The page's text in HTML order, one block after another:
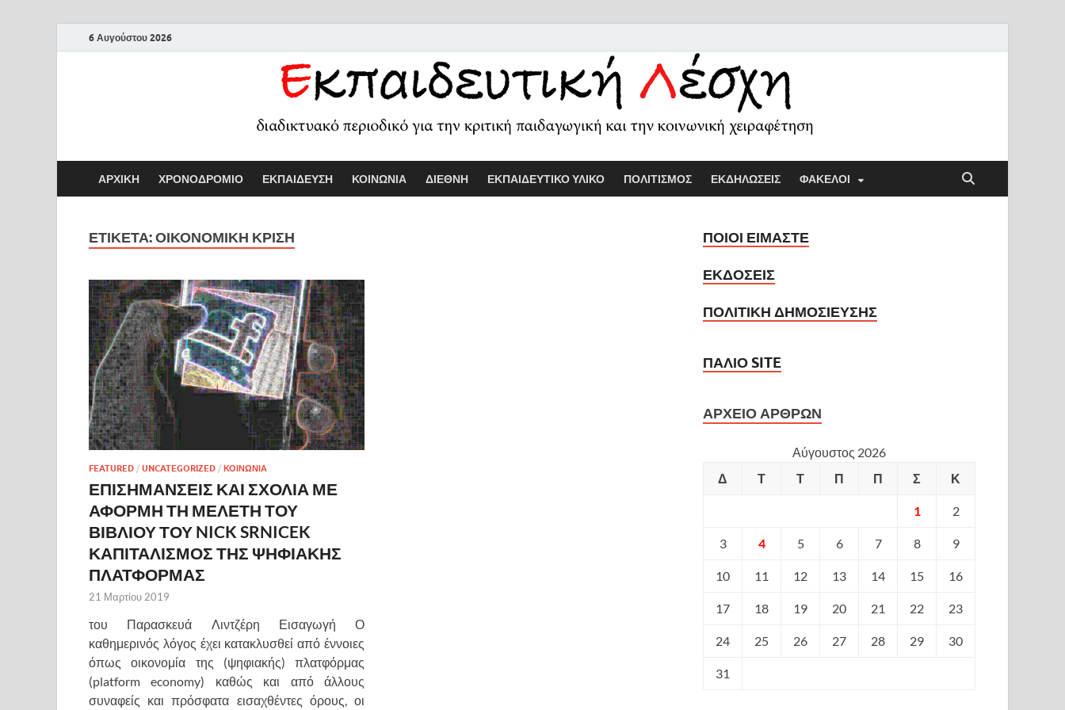
6 Αυγούστου 2026
Εκπαιδευτική Λέσχη
ΑΡΧΙΚΗ ΧΡΟΝΟΔΡΟΜΙΟ ΕΚΠΑΙΔΕΥΣΗ ΚΟΙΝΩΝΙΑ ΔΙΕΘΝΗ ΕΚΠΑΙΔΕΥΤΙΚΟ ΥΛΙΚΟ ΠΟΛΙΤΙΣΜΟΣ ΕΚΔΗΛΩΣΕΙΣ ΦΑΚΕΛΟΙ
ΕΤΙΚΕΤΑ:ΟΙΚΟΝΟΜΙΚΉ ΚΡΊΣΗ
FEATURED / UNCATEGORIZED / ΚΟΙΝΩΝΙΑ
ΕΠΙΣΗΜΑΝΣΕΙΣ ΚΑΙ ΣΧΟΛΙΑ ΜΕ
ΑΦΟΡΜΗ ΤΗ ΜΕΛΕΤΗ ΤΟΥ
ΒΙΒΛΙΟΥ ΤΟΥ NICK SRNICEK
ΚΑΠΙΤΑΛΙΣΜΟΣ ΤΗΣ ΨΗΦΙΑΚΗΣ
ΠΛΑΤΦΟΡΜΑΣ
21 Μαρτίου 2019
του Παρασκευά Λιντζέρη Εισαγωγή Ο
καθημερινός λόγος έχει κατακλυσθεί από έννοιες
όπως οικονομία της (ψηφιακής) πλατφόρμας
(platform economy) καθώς και από άλλους
συναφείς και πρόσφατα εισαχθέντες όρους, οι
ΠΟΙΟΙ ΕΙΜΑΣΤΕ
ΕΚΔΟΣΕΙΣ
ΠΟΛΙΤΙΚΗ ΔΗΜΟΣΙΕΥΣΗΣ
ΠΑΛΙΟ SITE
ΑΡΧΕΙΟ ΑΡΘΡΩΝ
Αύγουστος 2026
Δ
Τ Τ Π Π Σ Κ
1 2
3 4 5 6 7 8 9
10 11 12 13 14 15 16
17 18 19 20 21 22 23
24 25 26 27 28 29 30
31